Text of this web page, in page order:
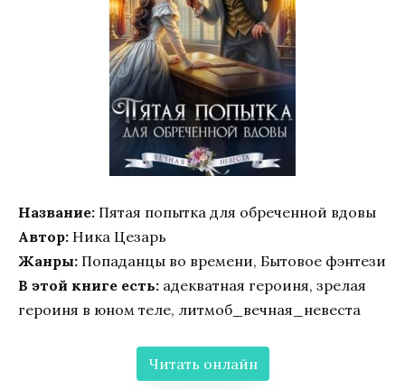
Название: Пятая попытка для обреченной вдовы
Автор: Ника Цезарь
Жанры: Попаданцы во времени, Бытовое фэнтези
В этой книге есть: адекватная героиня, зрелая
героиня в юном теле, литмоб_вечная_невеста
Читать онлайн